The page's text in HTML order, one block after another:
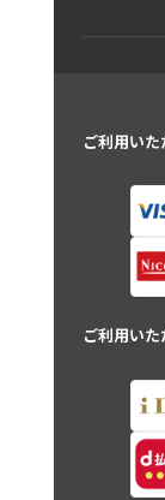
ご利用い
ご利用い